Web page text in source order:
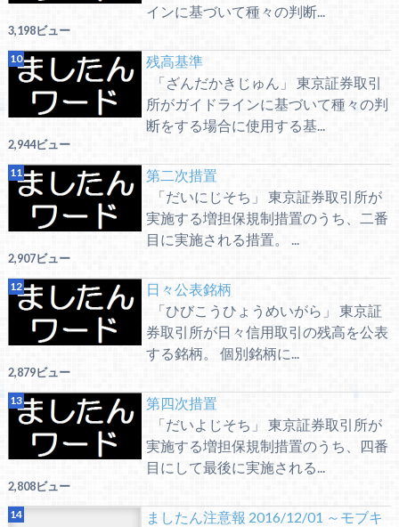
インに基づいて種々の判断...
3,198ビュー
残高基準
「ざんだかきじゅん」 東京証券取引
所がガイドラインに基づいて種々の判
断をする場合に使用する基...
2,944ビュー
第二次措置
「だいにじそち」 東京証券取引所が
実施する増担保規制措置のうち、二番
目に実施される措置。 ...
2,907ビュー
日々公表銘柄
「ひびこうひょうめいがら」 東京証
券取引所が日々信用取引の残高を公表
する銘柄。 個別銘柄に...
2,879ビュー
第四次措置
「だいよじそち」 東京証券取引所が
実施する増担保規制措置のうち、四番
目にして最後に実施される...
2,808ビュー
ましたん注意報 2016/12/01 ～モブキ